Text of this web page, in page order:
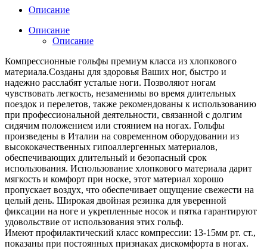
Описание
Описание
Описание
Компрессионные гольфы премиум класса из хлопкового
материала.Созданы для здоровья Ваших ног, быстро и
надежно расслабят усталые ноги. Позволяют ногам
чувствовать легкость, незаменимы во время длительных
поездок и перелетов, также рекомендованы к использованию
при профессиональной деятельности, связанной с долгим
сидячим положением или стоянием на ногах. Гольфы
произведены в Италии на современном оборудовании из
высококачественных гипоаллергенных материалов,
обеспечивающих длительный и безопасный срок
использования. Использование хлопкового материала дарит
мягкость и комфорт при носке, этот материал хорошо
пропускает воздух, что обеспечивает ощущение свежести на
целый день. Широкая двойная резинка для уверенной
фиксации на ноге и укрепленные носок и пятка гарантируют
удовольствие от использования этих гольф.
Имеют профилактический класс компрессии: 13-15мм рт. ст.,
показаны при постоянных признаках дискомфорта в ногах.